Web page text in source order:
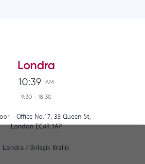
Londra
10:39 AM
9:30 - 18:30
- Office No:17, 33 Queen St,
London EC4R 1AP
Londra / Birleşik Krallık